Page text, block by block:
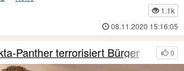
1.1k
08.11.2020 15:16:05
0
Panther terrorisiert Bürger